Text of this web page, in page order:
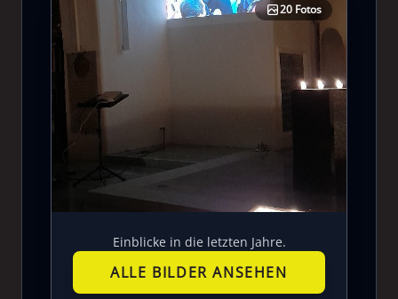
20 Fotos
Einblicke in die letzten Jahre.
ALLE BILDER ANSEHEN